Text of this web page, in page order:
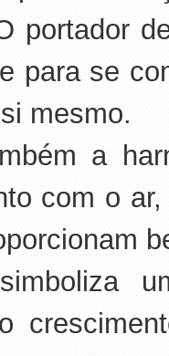
portador
para se
mesmo.
a
com o